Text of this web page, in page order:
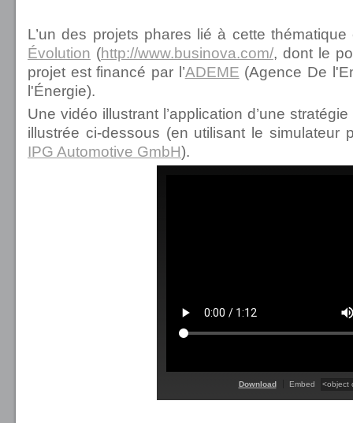
L’un des projets phares lié à cette
Évolution (http://www.businova.com/, dont le
projet est financé par l’ADEME (Agence De
l'Énergie).
Une vidéo illustrant l’application d’une
illustrée ci-dessous (en utilisant le simulateur
IPG Automotive GmbH).
Download Embed